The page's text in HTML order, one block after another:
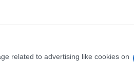
related to advertising like cookies on